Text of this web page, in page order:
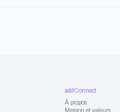
addConnect
À propos
Mission et valeurs